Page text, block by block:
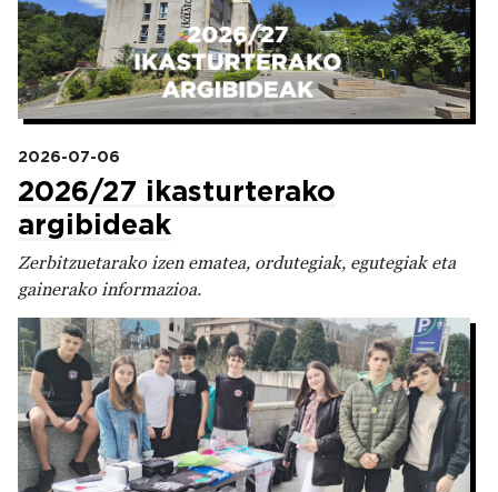
2026-07-06
2026/27 ikasturterako
argibideak
Zerbitzuetarako izen ematea, ordutegiak, egutegiak eta
gainerako informazioa.
Irudia